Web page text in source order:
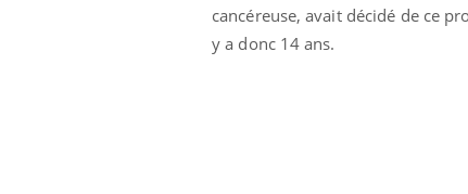
cancéreuse, avait décidé de ce
y a donc 14 ans.